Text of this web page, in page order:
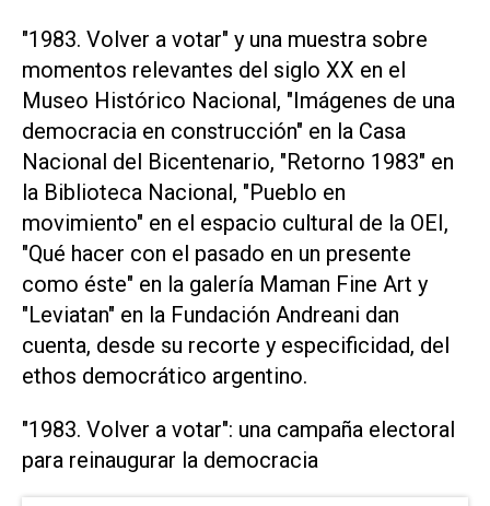
"1983. Volver a votar" y una muestra sobre
momentos relevantes del siglo XX en el
Museo Histórico Nacional, "Imágenes de una
democracia en construcción" en la Casa
Nacional del Bicentenario, "Retorno 1983" en
la Biblioteca Nacional, "Pueblo en
movimiento" en el espacio cultural de la OEI,
"Qué hacer con el pasado en un presente
como éste" en la galería Maman Fine Art y
"Leviatan" en la Fundación Andreani dan
cuenta, desde su recorte y especificidad, del
ethos democrático argentino.
"1983. Volver a votar": una campaña electoral
para reinaugurar la democracia